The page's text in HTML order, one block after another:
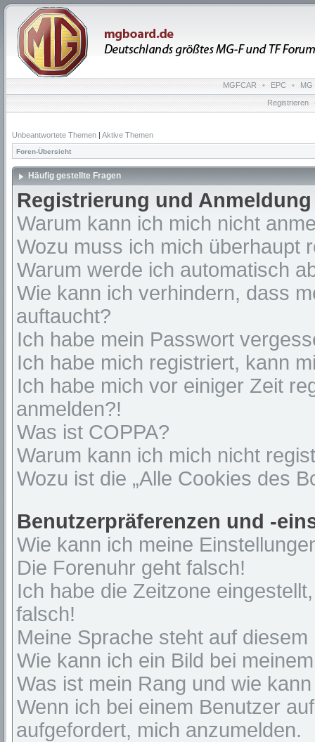
MGFCAR • EPC • MG
Registrieren
Unbeantwortete Themen | Aktive Themen
Foren-Übersicht
Häufig gestellte Fragen
Registrierung und Anmeldung
Warum kann ich mich nicht
Wozu muss ich mich überhaupt
Warum werde ich automatisch
Wie kann ich verhindern, dass
auftaucht?
Ich habe mein Passwort
Ich habe mich registriert, kann
Ich habe mich vor einiger Zeit
anmelden?!
Was ist COPPA?
Warum kann ich mich nicht
Wozu ist die „Alle Cookies des
Benutzerpräferenzen und -
Wie kann ich meine
Die Forenuhr geht falsch!
Ich habe die Zeitzone
falsch!
Meine Sprache steht auf
Wie kann ich ein Bild bei
Was ist mein Rang und wie
Wenn ich bei einem Benutzer
aufgefordert, mich anzumelden.